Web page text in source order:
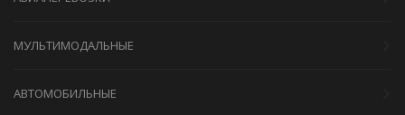
МУЛЬТИМОДАЛЬНЫЕ
АВТОМОБИЛЬНЫЕ